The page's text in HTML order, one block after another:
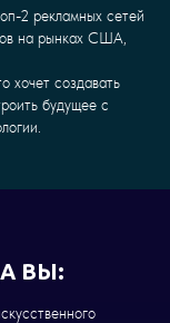
2 рекламных сетей
на рынках США,
хочет создавать
будущее с
ВЫ: